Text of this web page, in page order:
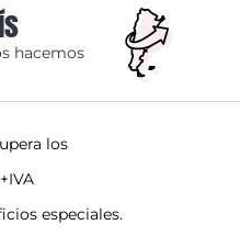
hacemos
los
+IVA
especiales.